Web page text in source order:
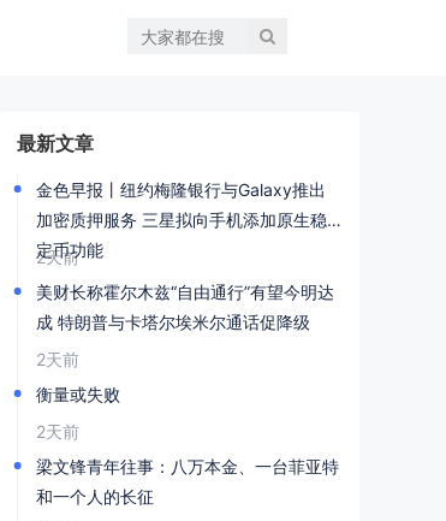
最新文章
金色早报丨纽约梅隆银行与Galaxy推出
加密质押服务 三星拟向手机添加原生稳
定币功能
2天前
美财长称霍尔木兹“自由通行”有望今明达
成 特朗普与卡塔尔埃米尔通话促降级
2天前
衡量或失败
2天前
梁文锋青年往事：八万本金、一台菲亚特
和一个人的长征